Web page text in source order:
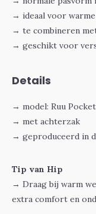
→ ideaal voor
→ te combineren
→ geschikt voor
Details
→ model: Ruu
→ met achterzak
→ geproduceerd in
Tip van Hip
→ Draag bij warm
extra comfort en